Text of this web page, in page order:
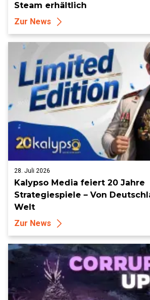
Steam erhältlich
Zur News
28. Juli 2026
Kalypso Media feiert 20 Jahre
Strategiespiele – Von
Welt
Zur News